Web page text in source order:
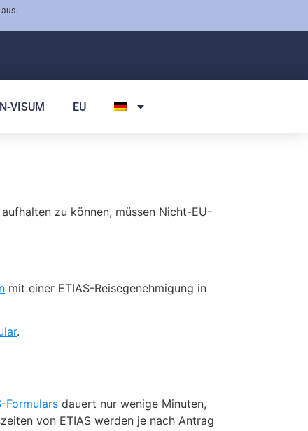
VISUM EU
zu können, müssen Nicht-EU-
mit einer ETIAS-Reisegenehmigung in
.
Formulars dauert nur wenige Minuten,
von ETIAS werden je nach Antrag